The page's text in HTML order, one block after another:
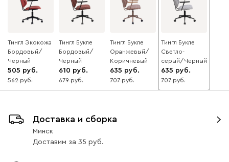
Тингл Экокожа
Бордовый/
Черный
505
10
562
Тингл Букле
Бордовый/
Черный
610
10
679
Тингл Букле
Оранжевый/
Коричневый
635
10
707
Тингл Букле
Светло-
серый/Черный
635
10
707
Доставка и сборка
Минск
Доставим за 35